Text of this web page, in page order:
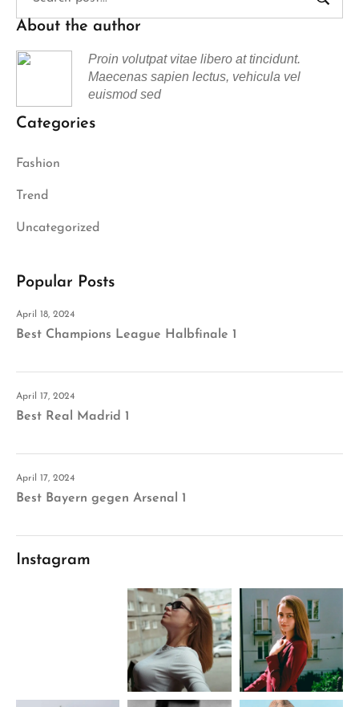
About the author
Proin volutpat vitae libero at tincidunt.
Maecenas sapien lectus, vehicula vel
euismod sed
Categories
Fashion
Trend
Uncategorized
Popular Posts
April 18, 2024
Best Champions League Halbfinale 1
April 17, 2024
Best Real Madrid 1
April 17, 2024
Best Bayern gegen Arsenal 1
Instagram